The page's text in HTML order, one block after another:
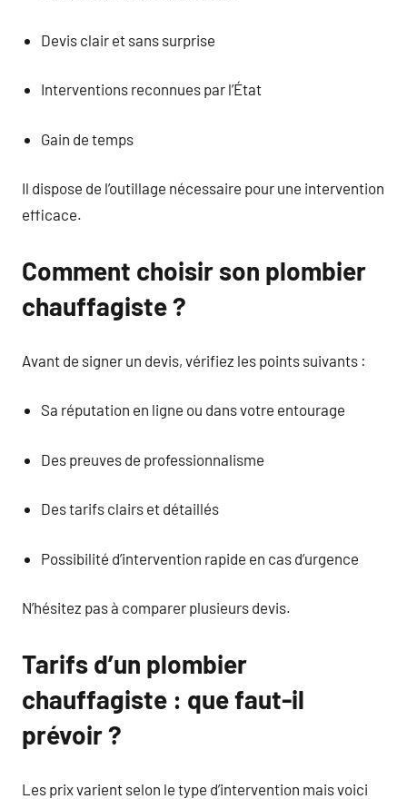
Devis clair et sans surprise
Interventions reconnues par l’État
Gain de temps
Il dispose de l’outillage nécessaire pour une intervention
efficace.
Comment choisir son plombier
chauffagiste ?
Avant de signer un devis, vérifiez les points suivants :
Sa réputation en ligne ou dans votre entourage
Des preuves de professionnalisme
Des tarifs clairs et détaillés
Possibilité d’intervention rapide en cas d’urgence
N’hésitez pas à comparer plusieurs devis.
Tarifs d’un plombier
chauffagiste : que faut-il
prévoir ?
Les prix varient selon le type d’intervention mais voici